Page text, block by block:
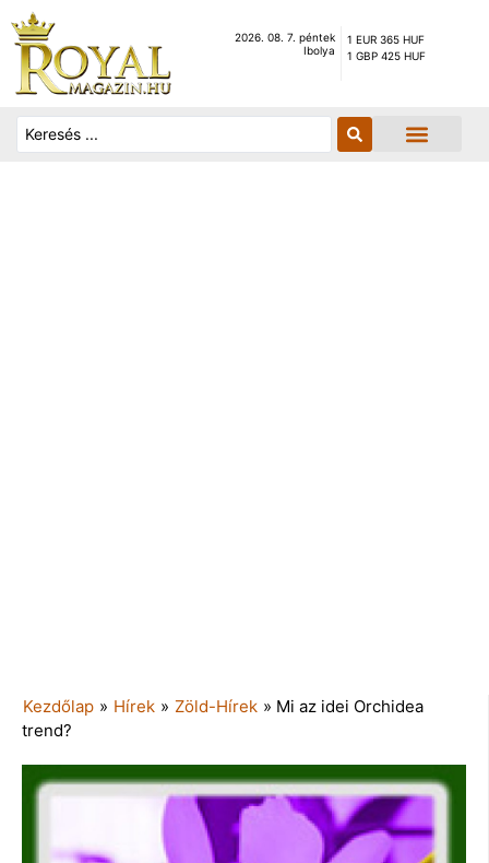
2026. 08. 7. péntek
Ibolya
1 EUR 365 HUF
1 GBP 425 HUF
Kezdőlap » Hírek » Zöld-Hírek » Mi az idei Orchidea
trend?